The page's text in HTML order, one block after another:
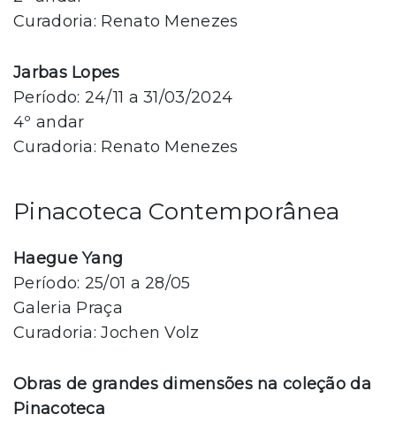
Curadoria: Renato Menezes
Jarbas Lopes
Período: 24/11 a 31/03/2024
4º andar
Curadoria: Renato Menezes
Pinacoteca Contemporânea
Haegue Yang
Período: 25/01 a 28/05
Galeria Praça
Curadoria: Jochen Volz
Obras de grandes dimensões na coleção da
Pinacoteca